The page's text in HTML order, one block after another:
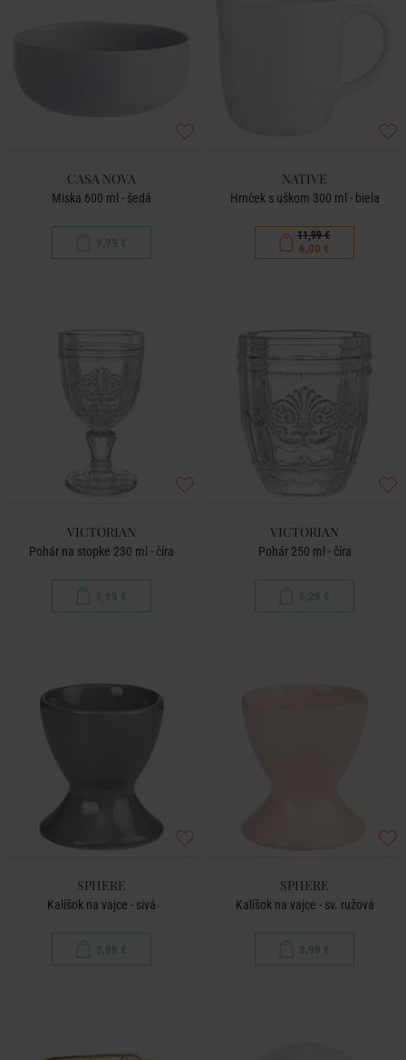
CASA NOVA
Miska 600 ml - šedá
9,99 €
NATIVE
Hrnček s uškom 300 ml - biela
11,99 €
6,00 €
VICTORIAN
Pohár na stopke 230 ml - číra
5,99 €
VICTORIAN
Pohár 250 ml - číra
5,29 €
SPHERE
Kalíšok na vajce - sivá
3,99 €
SPHERE
Kalíšok na vajce - sv. ružová
3,99 €